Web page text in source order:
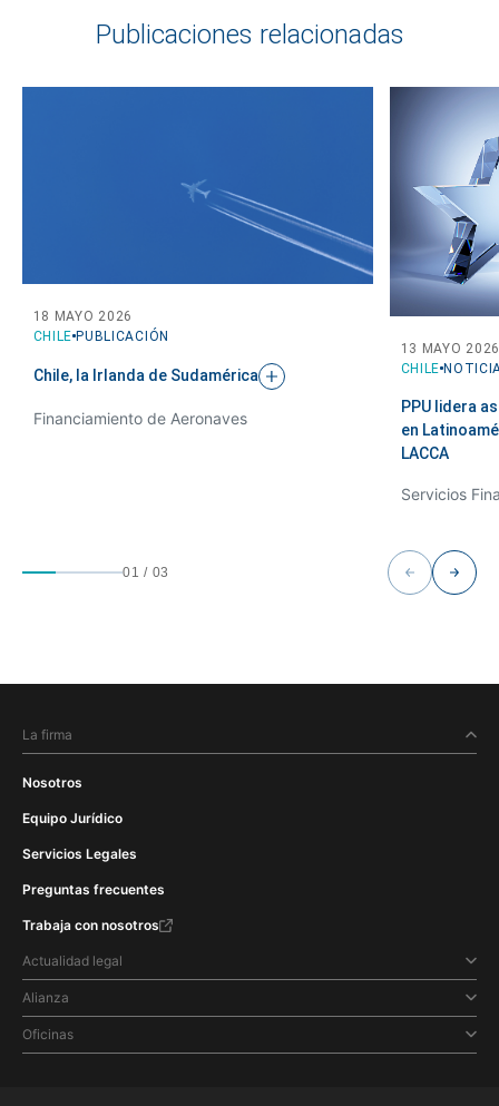
Publicaciones relacionadas
CHILE PUBLICACIÓN
18 MAYO 2026
Chile, la Irlanda de Sudamérica
Financiamiento de Aeronaves
CHILE
13 MAYO
PPU lidera
en
LACCA
01 / 03
La firma
Nosotros
Equipo Jurídico
Servicios Legales
Preguntas frecuentes
Trabaja con nosotros
Actualidad legal
Alianza
Oficinas